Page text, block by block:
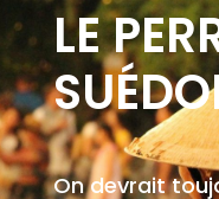
LE
On devrait